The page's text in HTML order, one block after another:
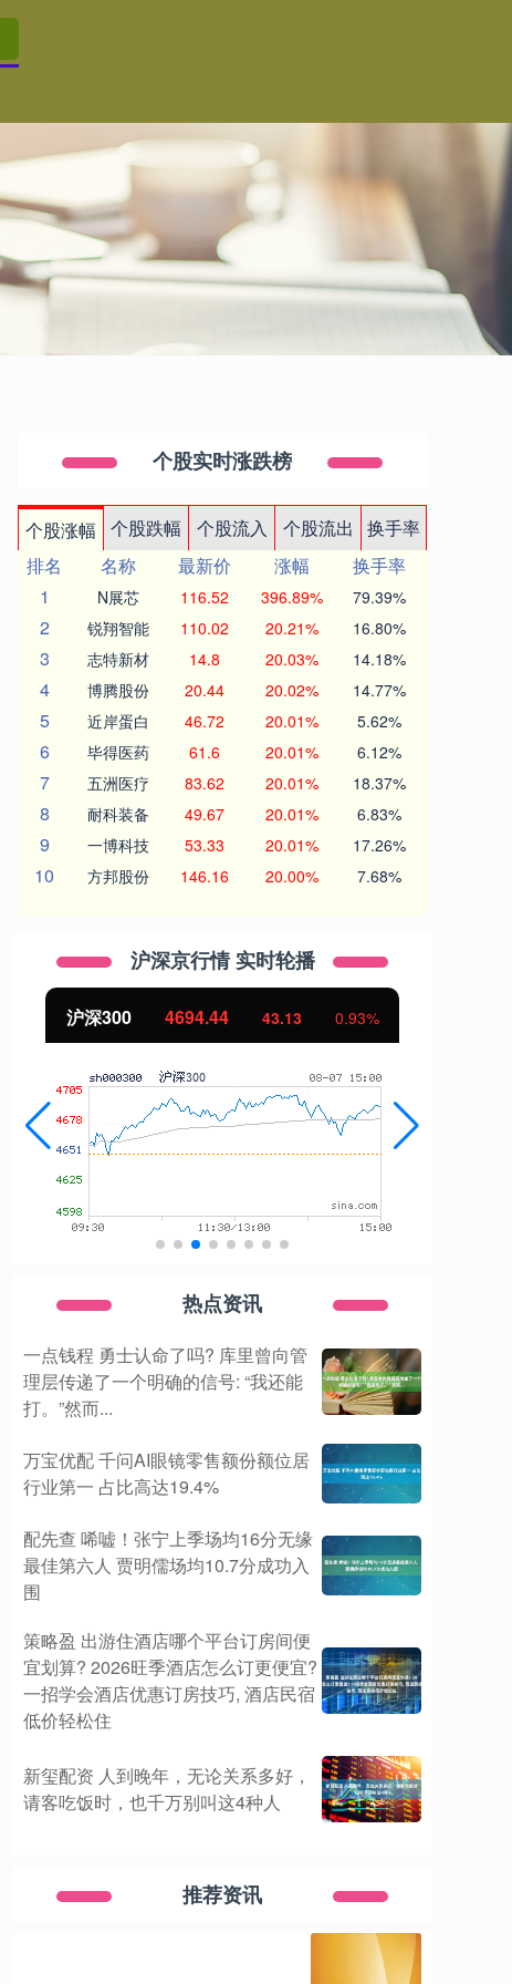
个股实时涨跌榜
个股涨幅 个股跌幅 个股流入 个股流出
换手率
排名
名称 最新价 涨幅
换手率
1
N展芯 116.52 396.89% 79.39%
2 锐翔智能 110.02 20.21% 16.80%
3 志特新材 14.8 20.03% 14.18%
4 博腾股份 20.44 20.02% 14.77%
5 近岸蛋白 46.72 20.01% 5.62%
6 毕得医药 61.6 20.01% 6.12%
7 五洲医疗 83.62 20.01% 18.37%
8 耐科装备 49.67 20.01% 6.83%
9 一博科技 53.33 20.01% 17.26%
10 方邦股份 146.16 20.00% 7.68%
沪深京行情 实时轮播
沪深300 4694.44 43.13 0.93%
热点资讯
一点钱程 勇士认命了吗? 库里曾向管
理层传递了一个明确的信号: “我还能
打。”然而...
万宝优配 千问AI眼镜零售额份额位居
行业第一 占比高达19.4%
配先查 唏嘘！张宁上季场均16分无缘
最佳第六人 贾明儒场均10.7分成功入
围
策略盈 出游住酒店哪个平台订房间便
宜划算? 2026旺季酒店怎么订更便宜?
一招学会酒店优惠订房技巧, 酒店民宿
低价轻松住
新玺配资 人到晚年，无论关系多好，
请客吃饭时，也千万别叫这4种人
推荐资讯